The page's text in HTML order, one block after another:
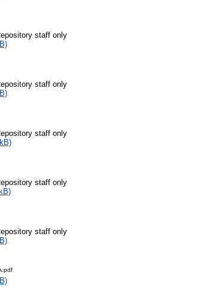
staff only
staff only
staff only
staff only
staff only